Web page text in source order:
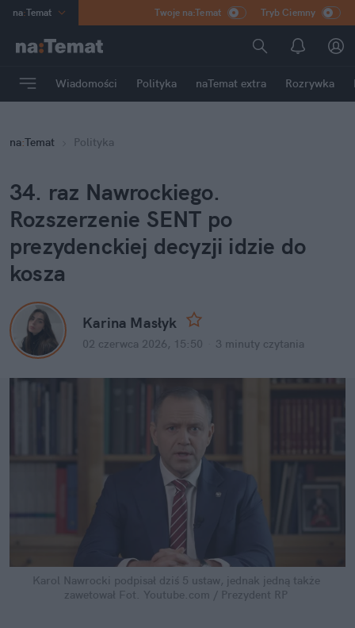
na:Temat
Poland
mama
Rozrywka
Twoje na:Temat Tryb Ciemny
Wiadomości Polityka naTemat extra Rozrywka
na:Temat Polityka
34. raz Nawrockiego.
Rozszerzenie SENT po
prezydenckiej decyzji idzie do
kosza
Karina Masłyk
02 czerwca 2026, 15:50 3 minuty czytania
Karol Nawrocki podpisał dziś 5 ustaw, jednak jedną także
zawetował Fot. Youtube.com / Prezydent RP